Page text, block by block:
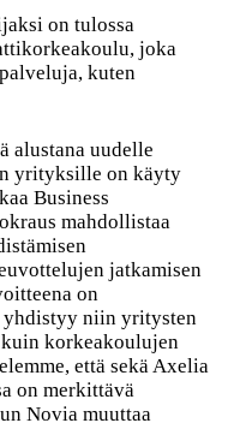
on tulossa
joka
kuten
alustana uudelle
yrityksille on käyty
Business
mahdollistaa
jatkamisen
on
yhdistyy niin yritysten
korkeakoulujen
että sekä Axelia
on merkittävä
Novia muuttaa